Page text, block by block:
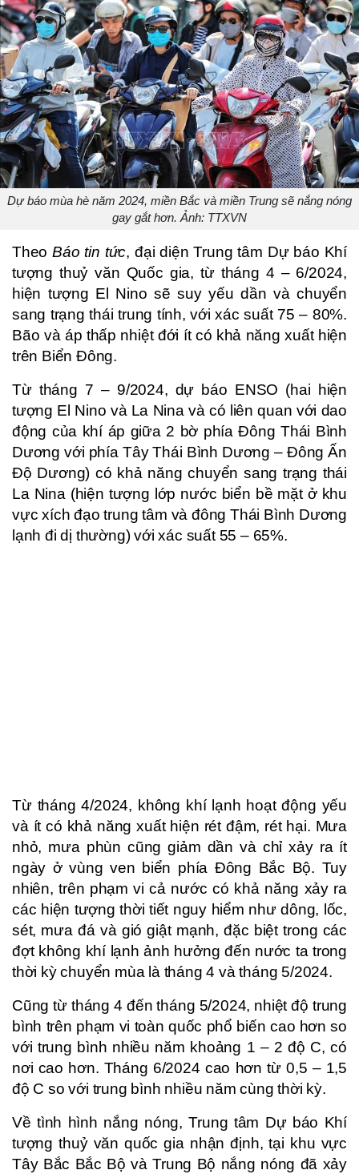
Dự báo mùa hè năm 2024, miền Bắc và miền Trung sẽ nắng nóng
gay gắt hơn. Ảnh: TTXVN
TheoBáo tin tức, đại diện Trung tâm Dự báo Khí
tượng thuỷ văn Quốc gia, từ tháng 4 – 6/2024,
hiện tượng El Nino sẽ suy yếu dần và chuyển
sang trạng thái trung tính, với xác suất 75 – 80%.
Bão và áp thấp nhiệt đới ít có khả năng xuất hiện
trên Biển Đông.
Từ tháng 7 – 9/2024, dự báo ENSO (hai hiện
tượng El Nino và La Nina và có liên quan với dao
động của khí áp giữa 2 bờ phía Đông Thái Bình
Dương với phía Tây Thái Bình Dương – Đông Ấn
Độ Dương) có khả năng chuyển sang trạng thái
La Nina (hiện tượng lớp nước biển bề mặt ở khu
vực xích đạo trung tâm và đông Thái Bình Dương
lạnh đi dị thường) với xác suất 55 – 65%.
Từ tháng 4/2024, không khí lạnh hoạt động yếu
và ít có khả năng xuất hiện rét đậm, rét hại. Mưa
nhỏ, mưa phùn cũng giảm dần và chỉ xảy ra ít
ngày ở vùng ven biển phía Đông Bắc Bộ. Tuy
nhiên, trên phạm vi cả nước có khả năng xảy ra
các hiện tượng thời tiết nguy hiểm như dông, lốc,
sét, mưa đá và gió giật mạnh, đặc biệt trong các
đợt không khí lạnh ảnh hưởng đến nước ta trong
thời kỳ chuyển mùa là tháng 4 và tháng 5/2024.
Cũng từ tháng 4 đến tháng 5/2024, nhiệt độ trung
bình trên phạm vi toàn quốc phổ biến cao hơn so
với trung bình nhiều năm khoảng 1 – 2 độ C, có
nơi cao hơn. Tháng 6/2024 cao hơn từ 0,5 – 1,5
độ C so với trung bình nhiều năm cùng thời kỳ.
Về tình hình nắng nóng, Trung tâm Dự báo Khí
tượng thuỷ văn quốc gia nhận định, tại khu vực
Tây Bắc Bắc Bộ và Trung Bộ nắng nóng đã xảy